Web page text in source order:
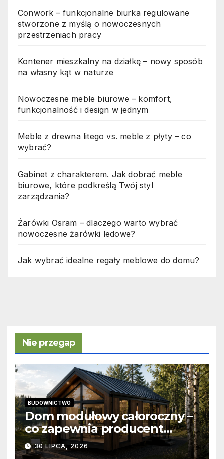
Conwork – funkcjonalne biurka regulowane
stworzone z myślą o nowoczesnych
przestrzeniach pracy
Kontener mieszkalny na działkę – nowy sposób
na własny kąt w naturze
Nowoczesne meble biurowe – komfort,
funkcjonalność i design w jednym
Meble z drewna litego vs. meble z płyty – co
wybrać?
Gabinet z charakterem. Jak dobrać meble
biurowe, które podkreślą Twój styl
zarządzania?
Żarówki Osram – dlaczego warto wybrać
nowoczesne żarówki ledowe?
Jak wybrać idealne regały meblowe do domu?
Nie przegap
BUDOWNICTWO
Dom modułowy całoroczny –
co zapewnia producent
domów modułowych?
30 LIPCA, 2026